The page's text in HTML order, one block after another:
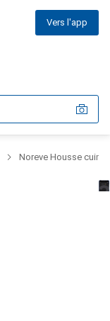
Vers l'app
Noreve Housse cuir